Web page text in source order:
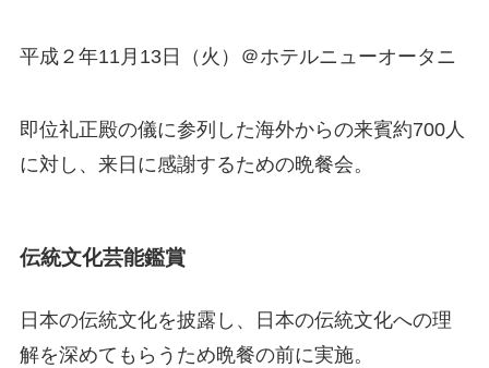
平成２年11月13日（火）＠ホテルニューオータニ
即位礼正殿の儀に参列した海外からの来賓約700人
に対し、来日に感謝するための晩餐会。
伝統文化芸能鑑賞
日本の伝統文化を披露し、日本の伝統文化への理
解を深めてもらうため晩餐の前に実施。